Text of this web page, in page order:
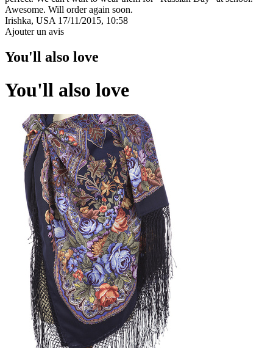
Awesome. Will order again soon.
Irishka, USA 17/11/2015, 10:58
Ajouter un avis
You'll also love
You'll also love